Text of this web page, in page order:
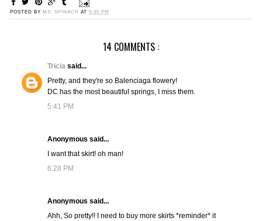
POSTED BY MS. SPINACH AT 5:35 PM
14 COMMENTS :
Tricia said...
Pretty, and they're so Balenciaga flowery!
DC has the most beautiful springs, I miss them.
5:41 PM
Anonymous said...
I want that skirt! oh man!
6:28 PM
Anonymous said...
Ahh, So pretty!! I need to buy more skirts *reminder* it